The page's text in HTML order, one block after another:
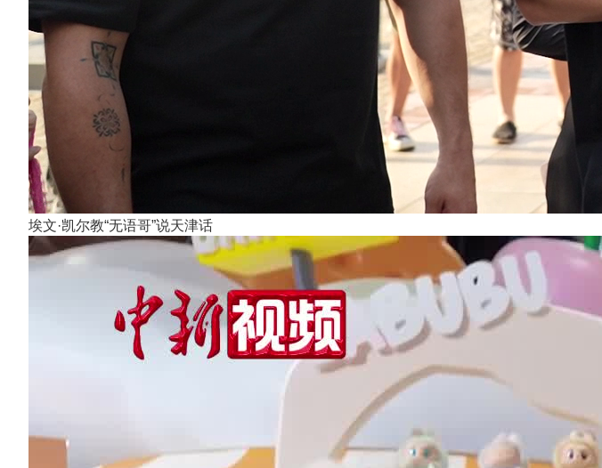
埃文·凯尔教“无语哥”说天津话